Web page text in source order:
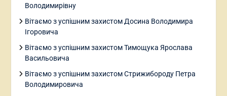
Володимирівну
Вітаємо з успішним захистом Досина Володимира
Ігоровича
Вітаємо з успішним захистом Тимощука Ярослава
Васильовича
Вітаємо з успішним захистом Стрижибороду Петра
Володимировича